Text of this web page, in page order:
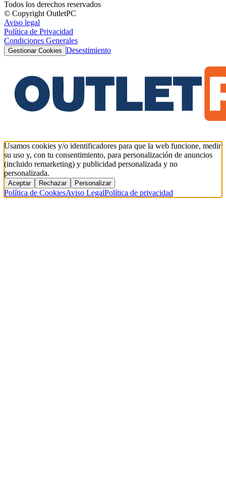
Todos los derechos reservados
© Copyright OutletPC
Aviso legal
Política de Privacidad
Condiciones Generales
Gestionar Cookies Desestimiento
Usamos cookies y/o identificadores para que la web funcione, medir
su uso y, con tu consentimiento, para personalización de anuncios
(incluido remarketing) y publicidad personalizada y no
personalizada.
Aceptar Rechazar Personalizar
Política de CookiesAviso LegalPolítica de privacidad